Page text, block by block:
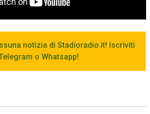
notizia di Stadioradio.it! Iscriviti
o Whatsapp!